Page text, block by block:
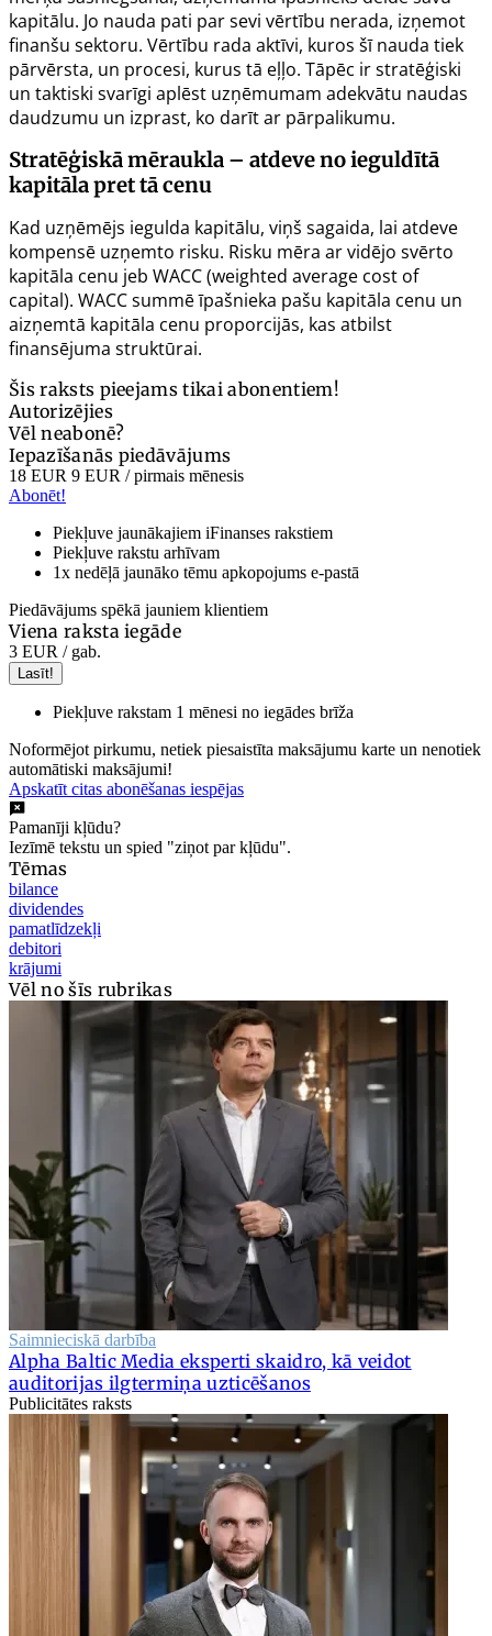
kapitālu. Jo nauda pati par sevi vērtību nerada, izņemot
finanšu sektoru. Vērtību rada aktīvi, kuros šī nauda tiek
pārvērsta, un procesi, kurus tā eļļo. Tāpēc ir stratēģiski
un taktiski svarīgi aplēst uzņēmumam adekvātu naudas
daudzumu un izprast, ko darīt ar pārpalikumu.
Stratēģiskā mēraukla – atdeve no ieguldītā
kapitāla pret tā cenu
Kad uzņēmējs iegulda kapitālu, viņš sagaida, lai atdeve
kompensē uzņemto risku. Risku mēra ar vidējo svērto
kapitāla cenu jeb WACC (weighted average cost of
capital). WACC summē īpašnieka pašu kapitāla cenu un
aizņemtā kapitāla cenu proporcijās, kas atbilst
finansējuma struktūrai.
Šis raksts pieejams tikai abonentiem!
Autorizējies
Vēl neabonē?
Iepazīšanās piedāvājums
18 EUR 9 EUR / pirmais mēnesis
Abonēt!
Piekļuve jaunākajiem iFinanses rakstiem
Piekļuve rakstu arhīvam
1x nedēļā jaunāko tēmu apkopojums e-pastā
Piedāvājums spēkā jauniem klientiem
Viena raksta iegāde
3 EUR / gab.
Lasīt!
Piekļuve rakstam 1 mēnesi no iegādes brīža
Noformējot pirkumu, netiek piesaistīta maksājumu karte un nenotiek
automātiski maksājumi!
Apskatīt citas abonēšanas iespējas
Pamanīji kļūdu?
Iezīmē tekstu un spied "ziņot par kļūdu".
Tēmas
bilance
dividendes
pamatlīdzekļi
debitori
krājumi
Vēl no šīs rubrikas
Saimnieciskā darbība
Alpha Baltic Media eksperti skaidro, kā veidot
auditorijas ilgtermiņa uzticēšanos
Publicitātes raksts